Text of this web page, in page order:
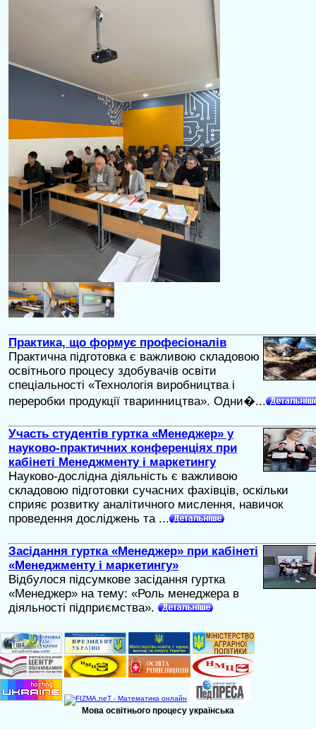
Практика, що формує професіоналів
Практична підготовка є важливою складовою
освітнього процесу здобувачів освіти
спеціальності «Технологія виробництва і
переробки продукції тваринництва». Одни�...
Участь студентів гуртка «Менеджер» у
науково-практичних конференціях при
кабінеті Менеджменту і маркетингу
Науково-дослідна діяльність є важливою
складовою підготовки сучасних фахівців, оскільки
сприяє розвитку аналітичного мислення, навичок
проведення досліджень та ...
Засідання гуртка «Менеджер» при кабінеті
«Менеджменту і маркетингу»
Відбулося підсумкове засідання гуртка
«Менеджер» на тему: «Роль менеджера в
діяльності підприємства».
Мова освітнього процесу українська